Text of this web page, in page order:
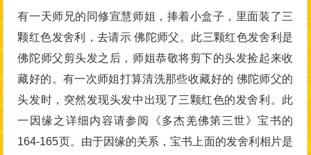
有一天师兄的同修宣慧师姐，捧着小盒子，里面装了三
颗红色发舍利，去请示 佛陀师父。此三颗红色发舍利是
佛陀师父剪头发之后，师姐恭敬将剪下的头发捡起来收
藏好的。有一次师姐打算清洗那些收藏好的 佛陀师父的
头发时，突然发现头发中出现了三颗红色的发舍利。此
一因缘之详细内容请参阅《多杰羌佛第三世》宝书的
164-165页。由于因缘的关系，宝书上面的发舍利相片是